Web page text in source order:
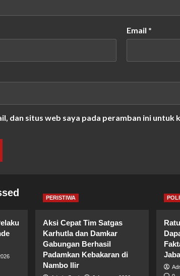
Email *
dan situs web saya pada peramban ini untuk
PERISTIWA
Aksi Cepat Tim Satgas
Karhutla dan Damkar
Gabungan Berhasil
Padamkan Kebakaran di
Nambo Ilir